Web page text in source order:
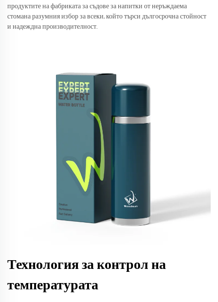
продуктите на фабриката за съдове за напитки от неръждаема
стомана разумния избор за всеки, който търси дългосрочна стойност
и надеждна производителност.
Технология за контрол на
температурата